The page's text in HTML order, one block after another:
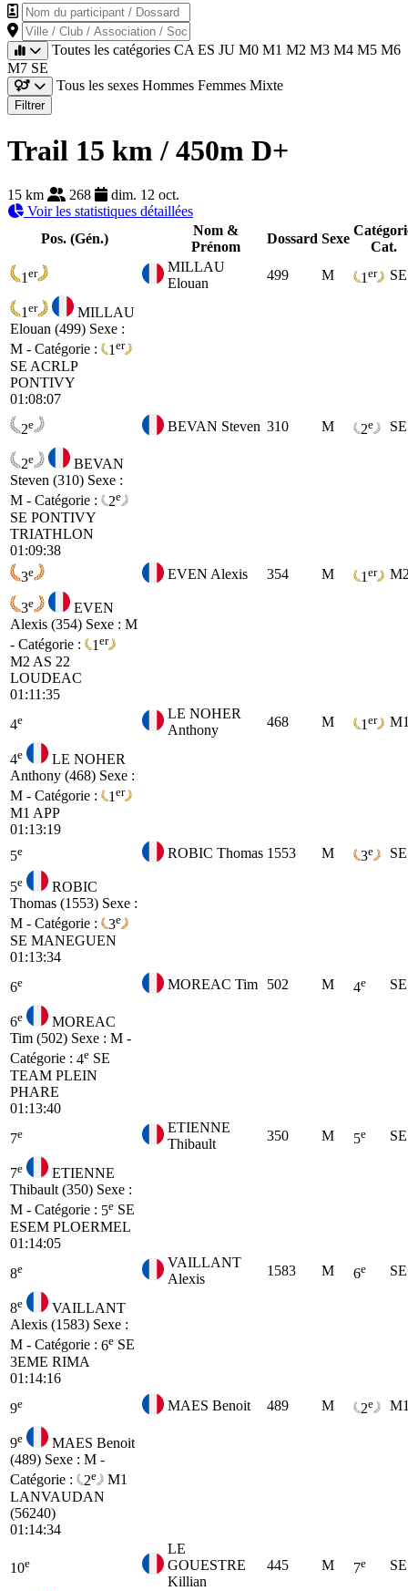
Nom du participant / Dossard
Ville / Club / Association / Société
Toutes les catégories CA ES JU M0 M1 M2 M3 M4 M5 M6
M7 SE
Tous les sexes Hommes Femmes Mixte
Filtrer
Trail 15 km / 450m D+
15 km 268
dim. 12 oct.
Voir les statistiques détaillées
Pos. (Gén.)
Nom &
Prénom
Dossard Sexe
Cat.
1 er
MILLAU
Elouan
499 M 1 er SE
1 er
MILLAU
Elouan (499) Sexe :
M - Catégorie :
1 er
SE ACRLP
PONTIVY
01:08:07
2e BEVAN Steven 310 M 2e SE
2e
BEVAN
Steven (310) Sexe :
M - Catégorie :
2e
SE PONTIVY
TRIATHLON
01:09:38
3e EVEN Alexis 354 M 1 er
3e
EVEN
Alexis (354) Sexe : M
- Catégorie :
1 er
M2 AS 22
LOUDEAC
01:11:35
4e
LE NOHER
Anthony
468 M 1 er
4e
LE NOHER
Anthony (468) Sexe :
M - Catégorie :
1 er
M1 APP
01:13:19
5e ROBIC Thomas 1553 M 3e SE
5e
ROBIC
Thomas (1553) Sexe :
M - Catégorie :
3e
SE MANEGUEN
01:13:34
6e MOREAC Tim 502 M 4e SE
6e
MOREAC
Tim (502) Sexe : M -
Catégorie : 4e SE
TEAM PLEIN
PHARE
01:13:40
7e
ETIENNE
Thibault
350 M 5e SE
7e
ETIENNE
Thibault (350) Sexe :
M - Catégorie : 5e SE
ESEM PLOERMEL
01:14:05
8e
VAILLANT
Alexis
1583 M 6e SE
8e
VAILLANT
Alexis (1583) Sexe :
M - Catégorie : 6e SE
3EME RIMA
01:14:16
9e MAES Benoit 489 M 2e
9e
MAES Benoit
(489) Sexe : M -
Catégorie :
2e
M1
LANVAUDAN
(56240)
01:14:34
10e
LE
GOUESTRE
Killian
445 M 7e SE